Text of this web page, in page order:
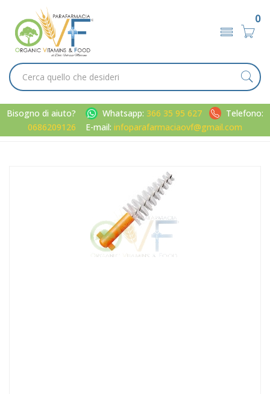
0
Bisogno di aiuto? Whatsapp: 366 35 95 627
Telefono:
0686209126
E-mail: infoparafarmaciaovf@gmail.com
Curaden Curaprox Regular 5 Scovolini di Ricambio CPS 14
Arancio Conico